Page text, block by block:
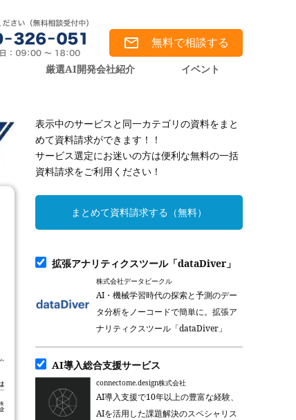
無料で相談する
厳選AI開発会社紹介 イベント
表示中のサービスと同一カテゴリの資料をまと
めて資料請求ができます！！
サービス選定にお迷いの方は便利な無料の一括
資料請求をご利用ください！
まとめて資料請求する（無料）
拡張アナリティクスツール「dataDiver」
株式会社データビークル
AI・機械学習時代の探索と予測のデー
タ分析をノーコードで簡単に。拡張ア
ナリティクスツール「dataDiver」
AI導入総合支援サービス
connectome.design株式会社
AI導入支援で10年以上の豊富な経験、
AIを活用した課題解決のスペシャリス